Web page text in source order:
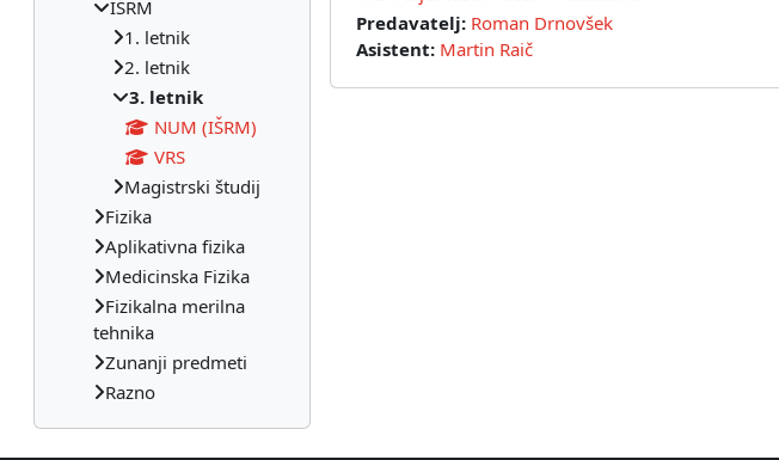
Predavatelj: Roman Drnovšek
Asistent: Martin Raič
IŠRM
1. letnik
2. letnik
3. letnik
NUM (IŠRM)
VRS
Magistrski študij
Fizika
Aplikativna fizika
Medicinska Fizika
Fizikalna merilna
tehnika
Zunanji predmeti
Razno